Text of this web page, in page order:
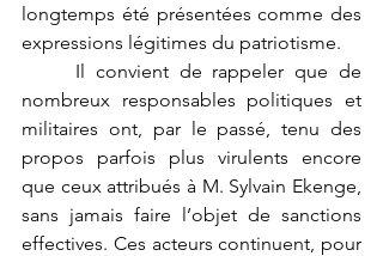
longtemps été présentées comme des
expressions légitimes du patriotisme.
nombreux responsables politiques et
militaires ont, par le passé, tenu des
propos parfois plus virulents encore
que ceux attribués à M. Sylvain Ekenge,
sans jamais faire l’objet de sanctions
effectives. Ces acteurs continuent, pour